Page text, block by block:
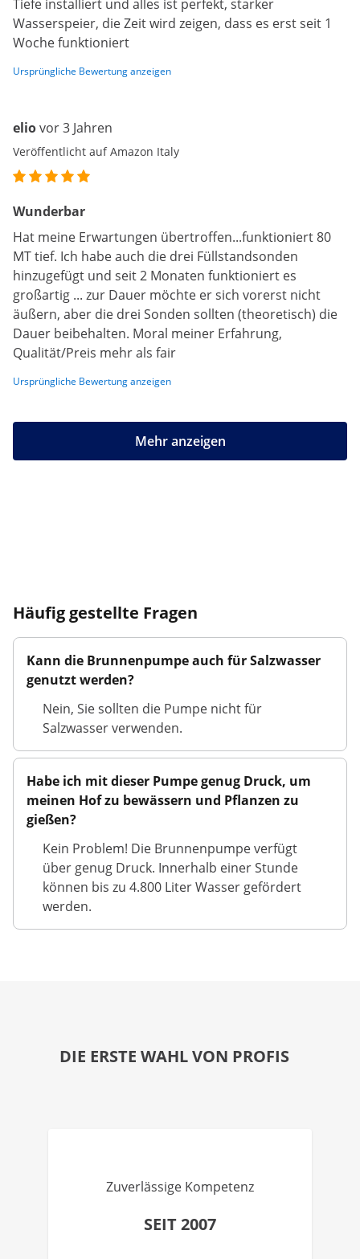
Tiefe installiert und alles ist perfekt, starker
Wasserspeier, die Zeit wird zeigen, dass es erst seit 1
Woche funktioniert
Ursprüngliche Bewertung anzeigen
eliovor 3 Jahren
Veröffentlicht auf Amazon Italy
Wunderbar
Hat meine Erwartungen übertroffen...funktioniert 80
MT tief. Ich habe auch die drei Füllstandsonden
hinzugefügt und seit 2 Monaten funktioniert es
großartig ... zur Dauer möchte er sich vorerst nicht
äußern, aber die drei Sonden sollten (theoretisch) die
Dauer beibehalten. Moral meiner Erfahrung,
Qualität/Preis mehr als fair
Ursprüngliche Bewertung anzeigen
Mehr anzeigen
Häufig gestellte Fragen
Kann die Brunnenpumpe auch für Salzwasser
genutzt werden?
Nein, Sie sollten die Pumpe nicht für
Salzwasser verwenden.
Habe ich mit dieser Pumpe genug Druck, um
meinen Hof zu bewässern und Pflanzen zu
gießen?
Kein Problem! Die Brunnenpumpe verfügt
über genug Druck. Innerhalb einer Stunde
können bis zu 4.800 Liter Wasser gefördert
werden.
DIE ERSTE WAHL VON PROFIS
Zuverlässige Kompetenz
SEIT 2007